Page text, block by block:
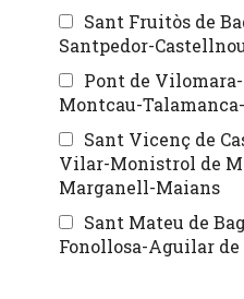
Sant Fruitòs de
Santpedor-
Pont de
Montcau-
Sant Vicenç de
Vilar-Monistrol de
Marganell-Maians
Sant Mateu de
Fonollosa-Aguilar de